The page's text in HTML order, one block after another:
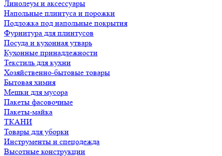
Линолеум и аксессуары
Напольные плинтуса и порожки
Подложка под напольные покрытия
Фурнитура для плинтусов
Посуда и кухонная утварь
Кухонные принадлежности
Текстиль для кухни
Хозяйственно-бытовые товары
Бытовая химия
Мешки для мусора
Пакеты фасовочные
Пакеты-майка
ТКАНИ
Товары для уборки
Инструменты и спецодежда
Высотные конструкции